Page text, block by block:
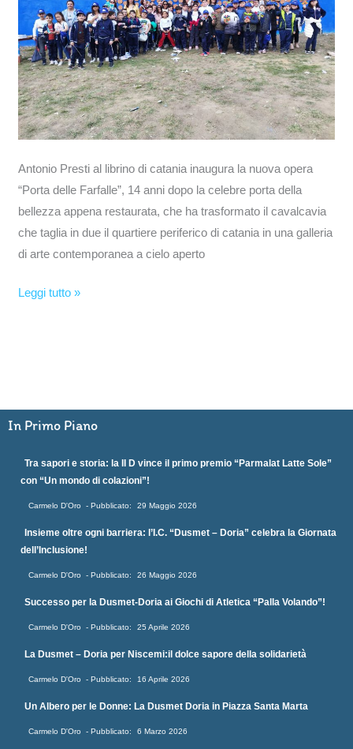
Antonio Presti al librino di catania inaugura la nuova opera
“Porta delle Farfalle”, 14 anni dopo la celebre porta della
bellezza appena restaurata, che ha trasformato il cavalcavia
che taglia in due il quartiere periferico di catania in una galleria
di arte contemporanea a cielo aperto
Leggi tutto »
In Primo Piano
Tra sapori e storia: la II D vince il primo premio “Parmalat Latte Sole”
con “Un mondo di colazioni”!
Carmelo D'Oro 29 Maggio 2026
Insieme oltre ogni barriera: l’I.C. “Dusmet – Doria” celebra la Giornata
dell’Inclusione!
Carmelo D'Oro 26 Maggio 2026
Successo per la Dusmet-Doria ai Giochi di Atletica “Palla Volando”!
Carmelo D'Oro 25 Aprile 2026
La Dusmet – Doria per Niscemi:il dolce sapore della solidarietà
Carmelo D'Oro 16 Aprile 2026
Un Albero per le Donne: La Dusmet Doria in Piazza Santa Marta
Carmelo D'Oro 6 Marzo 2026